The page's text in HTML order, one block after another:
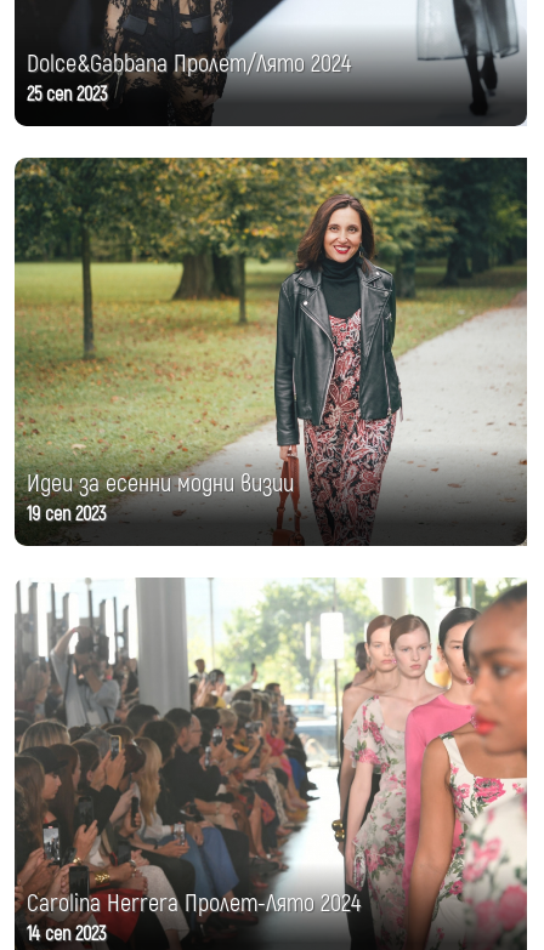
Dolce&Gabbana Пролет/Лято 2024
25 сеп 2023
Идеи за есенни модни визии
19 сеп 2023
Carolina Herrera Пролет-Лято 2024
14 сеп 2023